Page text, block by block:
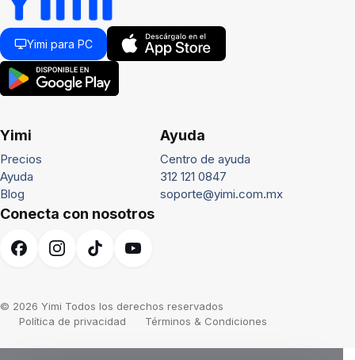
Yimi para PC
Yimi
Precios
Ayuda
Blog
Ayuda
Centro de ayuda
312 121 0847
soporte@yimi.com.mx
Conecta con nosotros
© 2026 Yimi Todos los derechos reservados
Política de privacidad
Términos & Condiciones